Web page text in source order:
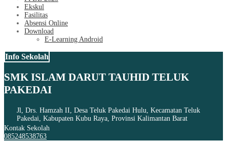
Ekskul
Fasilitas
Absensi Online
Download
E-Learning Android
Info Sekolah
SMK ISLAM DARUT TAUHID TELUK
PAKEDAI
Jl, Drs. Hamzah II, Desa Teluk Pakedai Hulu, Kecamatan Teluk
Pakedai, Kabupaten Kubu Raya, Provinsi Kalimantan Barat
Kontak Sekolah
085248538763